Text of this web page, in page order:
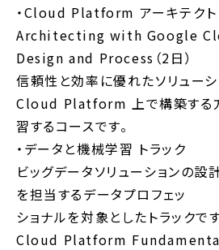
・Cloud Platform アーキテクト
Architecting with Google
Design and Process（2日）
信頼性と効率に優れたソリュー
Cloud Platform 上で構築する
習するコースです。
・データと機械学習 トラック
ビッグデータソリューションの設
を担当するデータプロフェッ
ショナルを対象としたトラックです
Cloud Platform